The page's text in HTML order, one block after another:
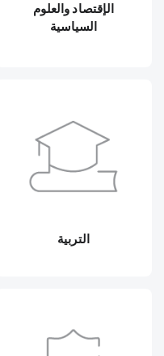
الإقتصاد والعلوم
السياسية
التربية